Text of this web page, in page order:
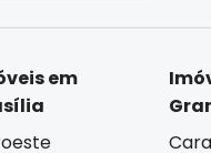
em